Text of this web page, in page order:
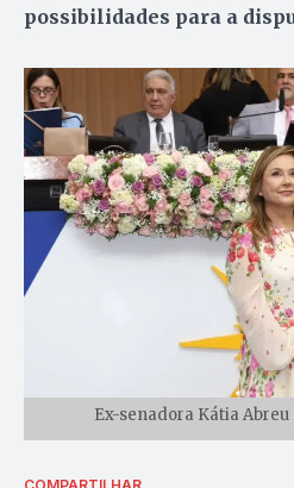
possibilidades para a
Ex-senadora Kátia